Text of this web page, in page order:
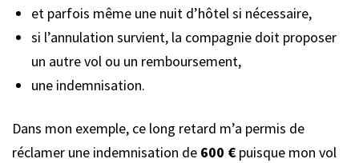
et parfois même une nuit d’hôtel si nécessaire,
si l’annulation survient, la compagnie doit proposer
un autre vol ou un remboursement,
une indemnisation.
Dans mon exemple, ce long retard m’a permis de
réclamer une indemnisation de 600 €puisque mon vol